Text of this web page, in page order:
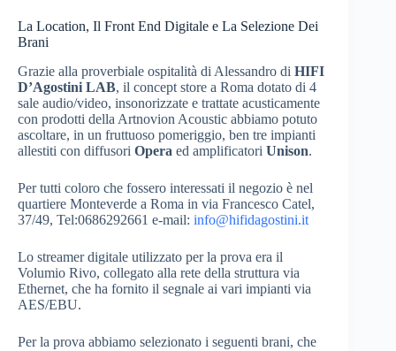
La Location, Il Front End Digitale e La Selezione Dei
Brani
Grazie alla proverbiale ospitalità di Alessandro di HIFI
D’Agostini LAB, il concept store a Roma dotato di 4
sale audio/video, insonorizzate e trattate acusticamente
con prodotti della Artnovion Acoustic abbiamo potuto
ascoltare, in un fruttuoso pomeriggio, ben tre impianti
allestiti con diffusori Opera ed amplificatori Unison.
Per tutti coloro che fossero interessati il negozio è nel
quartiere Monteverde a Roma in via Francesco Catel,
37/49, Tel:0686292661 e-mail: info@hifidagostini.it
Lo streamer digitale utilizzato per la prova era il
Volumio Rivo, collegato alla rete della struttura via
Ethernet, che ha fornito il segnale ai vari impianti via
AES/EBU.
Per la prova abbiamo selezionato i seguenti brani, che